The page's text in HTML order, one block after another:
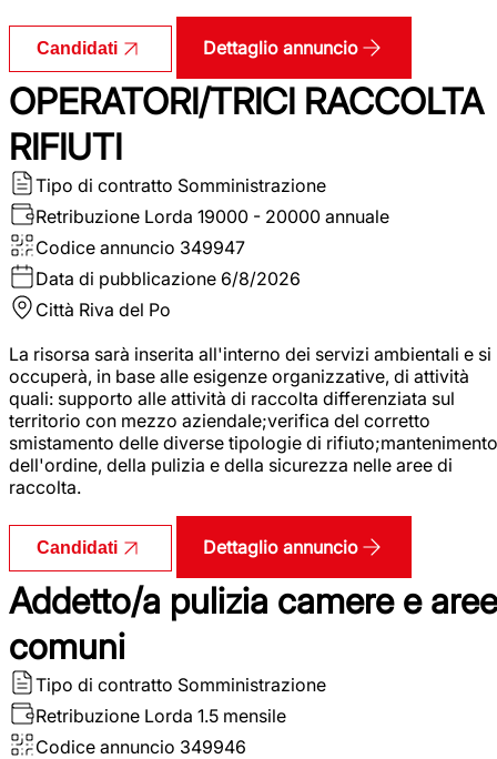
Candidati Dettaglio annuncio
OPERATORI/TRICI RACCOLTA
RIFIUTI
Tipo di contratto Somministrazione
Retribuzione Lorda 19000 - 20000 annuale
Codice annuncio 349947
Data di pubblicazione 6/8/2026
Città Riva del Po
La risorsa sarà inserita all'interno dei servizi ambientali e si
occuperà, in base alle esigenze organizzative, di attività
quali: supporto alle attività di raccolta differenziata sul
territorio con mezzo aziendale;verifica del corretto
smistamento delle diverse tipologie di rifiuto;mantenimento
dell'ordine, della pulizia e della sicurezza nelle aree di
raccolta.
Candidati Dettaglio annuncio
Addetto/a pulizia camere e aree
comuni
Tipo di contratto Somministrazione
Retribuzione Lorda 1.5 mensile
Codice annuncio 349946